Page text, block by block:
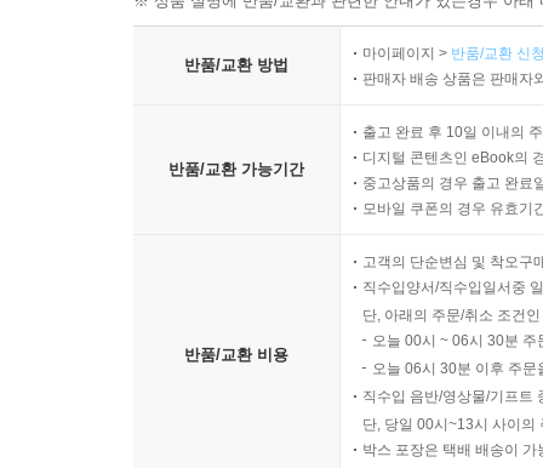
[작가소개 / 이력]
반품/교환 방법
마이페이지 > 반품/교환 신
판매자 배송 상품은 판매자
반품/교환 가능기간
출고 완료 후 10일 이내의
디지털 콘텐츠인 eBook의
중고상품의 경우 출고 완료
모바일 쿠폰의 경우 유효기
반품/교환 비용
고객의 단순변심 및 착오구
직수입양서/직수입일서중
단, 아래의 주문/취소 조건
오늘 00시 ~ 06시 30분
오늘 06시 30분 이후 주
직수입 음반/영상물/기프트
단, 당일 00시~13시 사이의
박스 포장은 택배 배송이